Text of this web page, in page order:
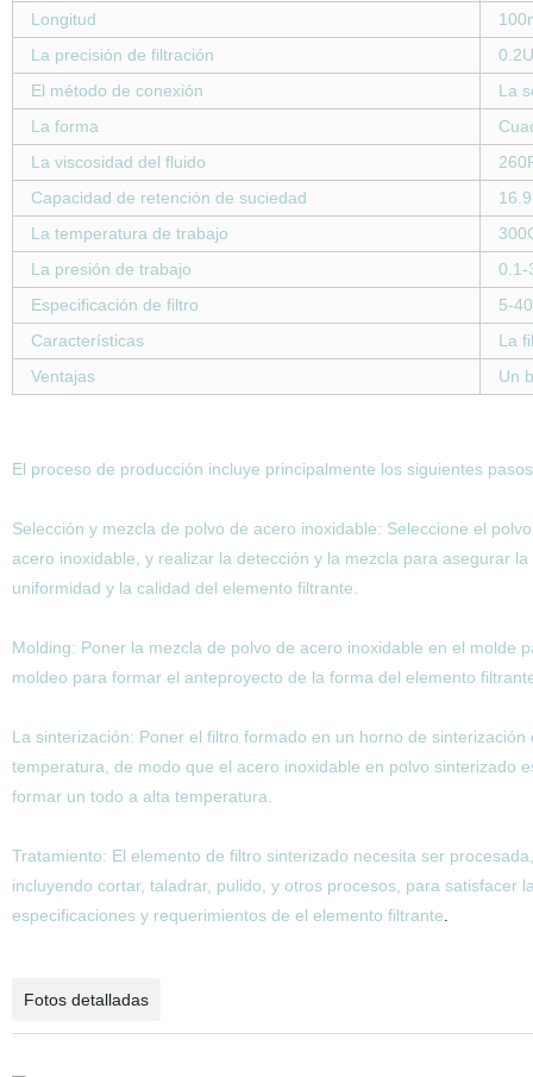
Longitud
La precisión de filtración
El método de conexión
La
La forma
La viscosidad del fluido
Capacidad de retención de suciedad
La temperatura de trabajo
La presión de trabajo
0.1-
Especificación de filtro
5-
Características
La
Ventajas
Un
El proceso de producción incluye principalmente los siguientes
Selección y mezcla de polvo de acero inoxidable: Seleccione el
acero inoxidable, y realizar la detección y la mezcla para asegurar la
uniformidad y la calidad del elemento filtrante.
Molding: Poner la mezcla de polvo de acero inoxidable en el molde
moldeo para formar el anteproyecto de la forma del elemento
La sinterización: Poner el filtro formado en un horno de sinterización
temperatura, de modo que el acero inoxidable en polvo sinterizado
formar un todo a alta temperatura.
Tratamiento: El elemento de filtro sinterizado necesita ser procesada,
incluyendo cortar, taladrar, pulido, y otros procesos, para satisfacer
especificaciones y requerimientos de el elemento filtrante
Fotos detalladas